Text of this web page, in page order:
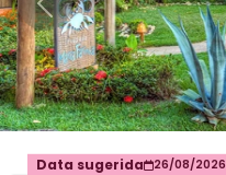
Anterior
Data sugerida 26/08/2026